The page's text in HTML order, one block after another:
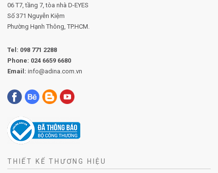
06 T7, tầng 7, tòa nhà D-EYES
Số 371 Nguyễn Kiệm
Phường Hạnh Thông, TP.HCM.
Tel: 098 771 2288
Phone: 024 6659 6680
Email: info@adina.com.vn
THIẾT KẾ THƯƠNG HIỆU